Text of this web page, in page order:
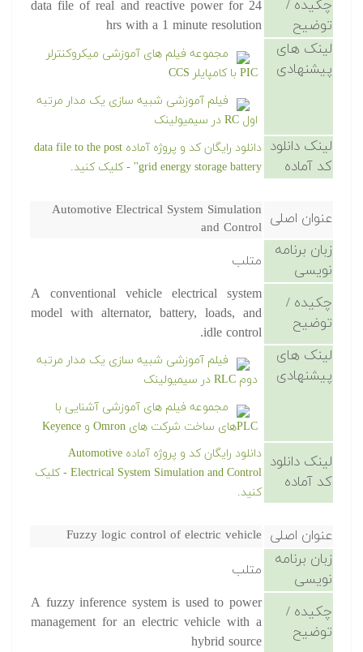
چکیده /
توضیح
data file of real and reactive power for 24
hrs with a 1 minute resolution
لینک های
پیشنهادی
مجموعه فیلم های آموزشی میکروکنترلر
PIC با کامپایلر CCS
فیلم آموزشی شبیه سازی یک مدار مرتبه
اول RC در سیمیولینک
لینک دانلود
کد آماده
دانلود رایگان کد و پروژه آماده data file to the post
'grid energy storage battery' - کلیک کنید.
عنوان اصلی Automotive Electrical System Simulation
and Control
زبان برنامه
نویسی
متلب
چکیده /
توضیح
A conventional vehicle electrical system
model with alternator, battery, loads, and
idle control.
لینک های
پیشنهادی
فیلم آموزشی شبیه سازی یک مدار مرتبه
دوم RLC در سیمیولینک
مجموعه فیلم های آموزشی آشنایی با
PLCهای ساخت شرکت های Omron و Keyence
لینک دانلود
کد آماده
دانلود رایگان کد و پروژه آماده Automotive
Electrical System Simulation and Control - کلیک
کنید.
عنوان اصلی Fuzzy logic control of electric vehicle
زبان برنامه
نویسی
متلب
چکیده /
توضیح
A fuzzy inference system is used to power
management for an electric vehicle with a
hybrid source